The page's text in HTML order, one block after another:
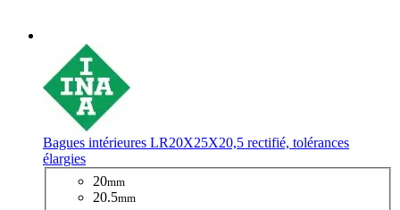
Bagues intérieures LR20X25X20,5 rectifié, tolérances
élargies
20mm
20.5mm